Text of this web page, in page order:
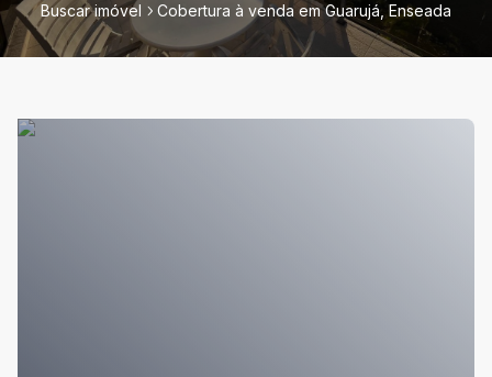
Buscar imóvel Cobertura à venda em Guarujá, Enseada